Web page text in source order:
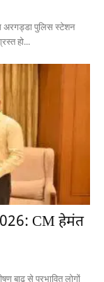
पुलिस स्टेशन
हो...
CM हेमंत
से प्रभावित लोगों